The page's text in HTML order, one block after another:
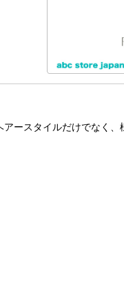
ースタイルだけでなく